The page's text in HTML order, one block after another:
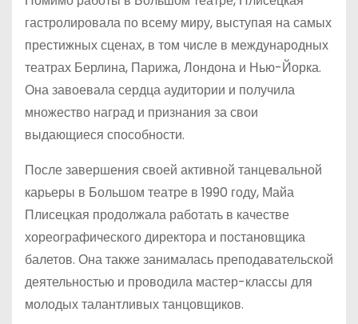
гастролировала по всему миру, выступая на самых
престижных сценах, в том числе в международных
театрах Берлина, Парижа, Лондона и Нью-Йорка.
Она завоевала сердца аудитории и получила
множество наград и признания за свои
выдающиеся способности.
После завершения своей активной танцевальной
карьеры в Большом театре в 1990 году, Майа
Плисецкая продолжала работать в качестве
хореографического директора и постановщика
балетов. Она также занималась преподавательской
деятельностью и проводила мастер-классы для
молодых талантливых танцовщиков.